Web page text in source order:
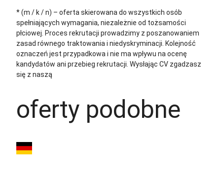
* (m / k / n) – oferta skierowana do wszystkich osób
spełniających wymagania, niezależnie od tożsamości
płciowej. Proces rekrutacji prowadzimy z poszanowaniem
zasad równego traktowania i niedyskryminacji. Kolejność
oznaczeń jest przypadkowa i nie ma wpływu na ocenę
kandydatów ani przebieg rekrutacji. Wysłając CV zgadzasz
się z naszą
oferty podobne
Mechanik